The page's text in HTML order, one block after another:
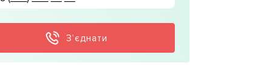
З’єднати